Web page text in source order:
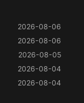
2026-08-06
2026-08-06
2026-08-05
2026-08-04
2026-08-04